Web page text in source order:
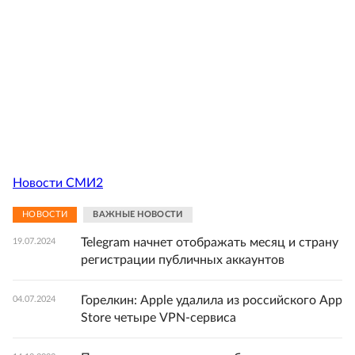
Новости СМИ2
НОВОСТИ ВАЖНЫЕ НОВОСТИ
19.07.2024
Telegram начнет отображать месяц и страну
регистрации публичных аккаунтов
04.07.2024
Горелкин: Apple удалила из российского App
Store четыре VPN-сервиса